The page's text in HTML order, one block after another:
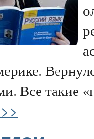
Все такие